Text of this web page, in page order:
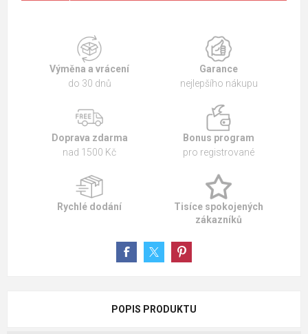
Výměna a vrácení
do 30 dnů
Garance
nejlepšího nákupu
Doprava zdarma
nad 1500 Kč
Bonus program
pro registrované
Rychlé dodání
Tisíce spokojených
zákazníků
POPIS PRODUKTU